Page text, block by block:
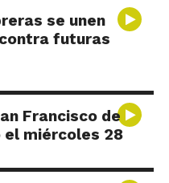
se unen
futuras
Francisco de
miércoles 28